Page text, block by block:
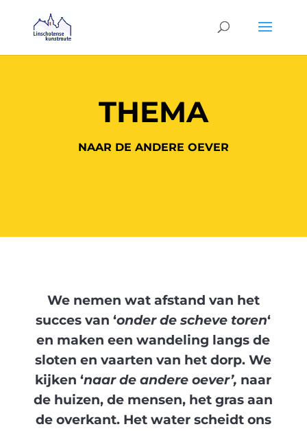
THEMA
NAAR DE ANDERE OEVER
We nemen wat afstand van het
succes van ‘onder de scheve toren‘
en maken een wandeling langs de
sloten en vaarten van het dorp. We
kijken ‘naar de andere oever’, naar
de huizen, de mensen, het gras aan
de overkant. Het water scheidt ons